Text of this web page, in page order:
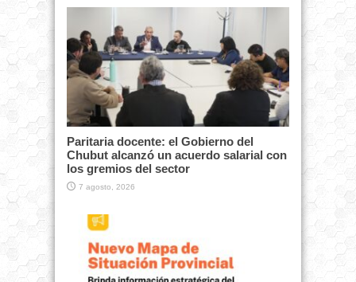
Paritaria docente: el Gobierno del
Chubut alcanzó un acuerdo salarial con
los gremios del sector
7 agosto, 2026